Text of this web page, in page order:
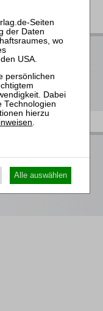
2026
2. Halbjahr 2026
.
Alle auswählen